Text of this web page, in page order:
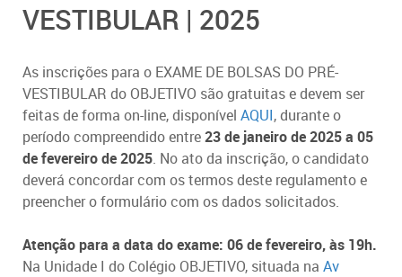
VESTIBULAR | 2025
As inscrições para o EXAME DE BOLSAS DO PRÉ-
VESTIBULAR do OBJETIVO são gratuitas e devem ser
feitas de forma on-line, disponível AQUI, durante o
período compreendido entre23 de janeiro de 2025 a 05
de fevereiro de 2025. No ato da inscrição, o candidato
deverá concordar com os termos deste regulamento e
preencher o formulário com os dados solicitados.
Atenção para a data do exame: 06 de fevereiro, às 19h.
Na Unidade I do Colégio OBJETIVO, situada na Av